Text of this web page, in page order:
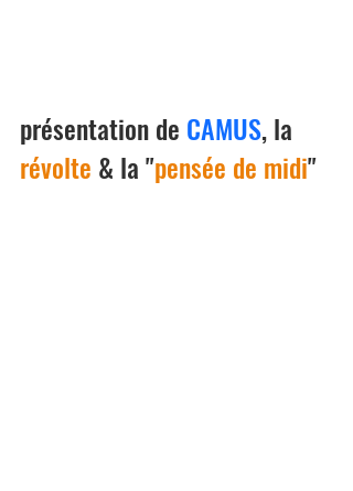
présentation de CAMUS, la
révolte & la "pensée de midi"